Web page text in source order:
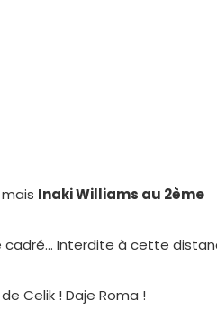
Inaki Williams au 2ème
cadré… Interdite à cette
Celik ! Daje Roma !